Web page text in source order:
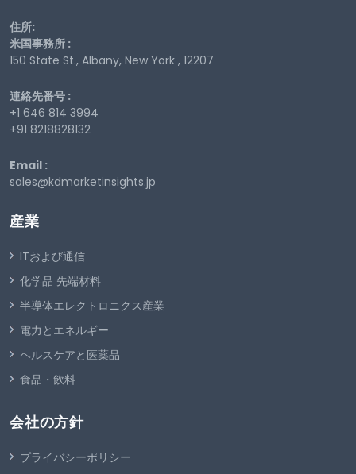
住所:
米国事務所 :
150 State St., Albany, New York , 12207
連絡先番号 :
+1 646 814 3994
+91 8218828132
Email :
sales@kdmarketinsights.jp
産業
ITおよび通信
化学品 先端材料
半導体エレクトロニクス産業
電力とエネルギー
ヘルスケアと医薬品
食品・飲料
会社の方針
プライバシーポリシー